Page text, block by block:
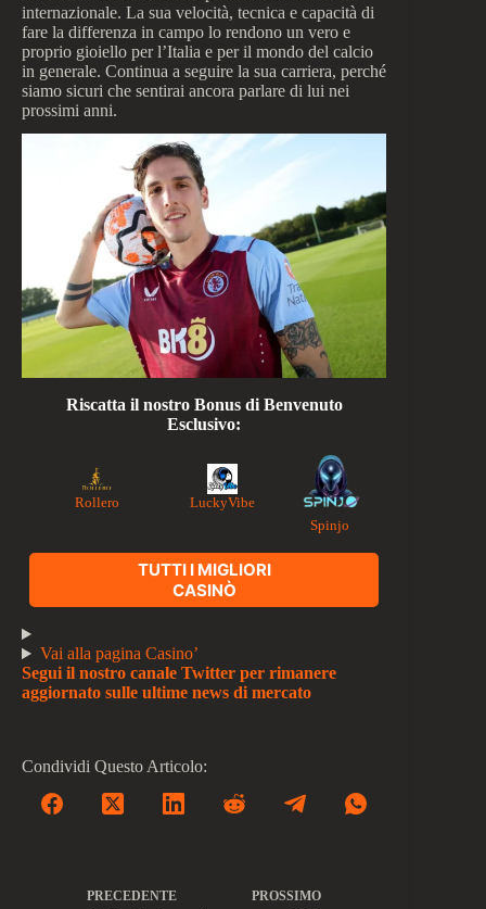
internazionale. La sua velocità, tecnica e capacità di
fare la differenza in campo lo rendono un vero e
proprio gioiello per l’Italia e per il mondo del calcio
in generale. Continua a seguire la sua carriera, perché
siamo sicuri che sentirai ancora parlare di lui nei
prossimi anni.
Riscatta il nostro Bonus di Benvenuto
Esclusivo:
Rollero
LuckyVibe
Spinjo
TUTTI I MIGLIORI
CASINÒ
Vai alla pagina Casino’
Segui il nostro canale Twitter per rimanere
aggiornato sulle ultime news di mercato
Condividi Questo Articolo:
PRECEDENTE PROSSIMO